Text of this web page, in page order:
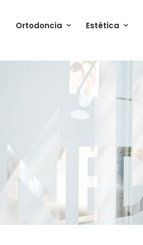
Ortodoncia Estética